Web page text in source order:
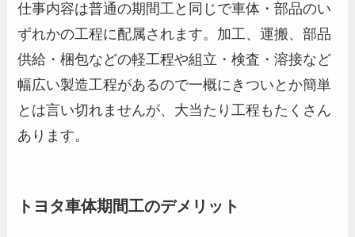
仕事内容は普通の期間工と同じで車体・部品のい
ずれかの工程に配属されます。加工、運搬、部品
供給・梱包などの軽工程や組立・検査・溶接など
幅広い製造工程があるので一概にきついとか簡単
とは言い切れませんが、大当たり工程もたくさん
あります。
トヨタ車体期間工のデメリット